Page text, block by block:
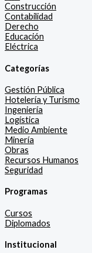
Construcción
Contabilidad
Derecho
Educación
Eléctrica
Categorías
Gestión Pública
Hotelería y Turismo
Ingeniería
Logística
Medio Ambiente
Minería
Obras
Recursos Humanos
Seguridad
Programas
Cursos
Diplomados
Institucional